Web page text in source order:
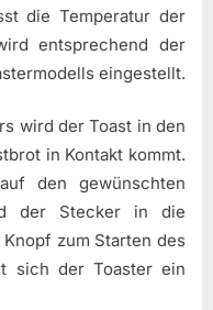
die Temperatur der
entsprechend der
eingestellt.
wird der Toast in den
in Kontakt kommt.
den gewünschten
der Stecker in die
zum Starten des
sich der Toaster ein